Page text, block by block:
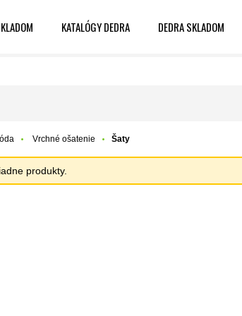
KATALÓGY DEDRA DEDRA SKLADOM
Vrchné ošatenie Šaty
produkty.